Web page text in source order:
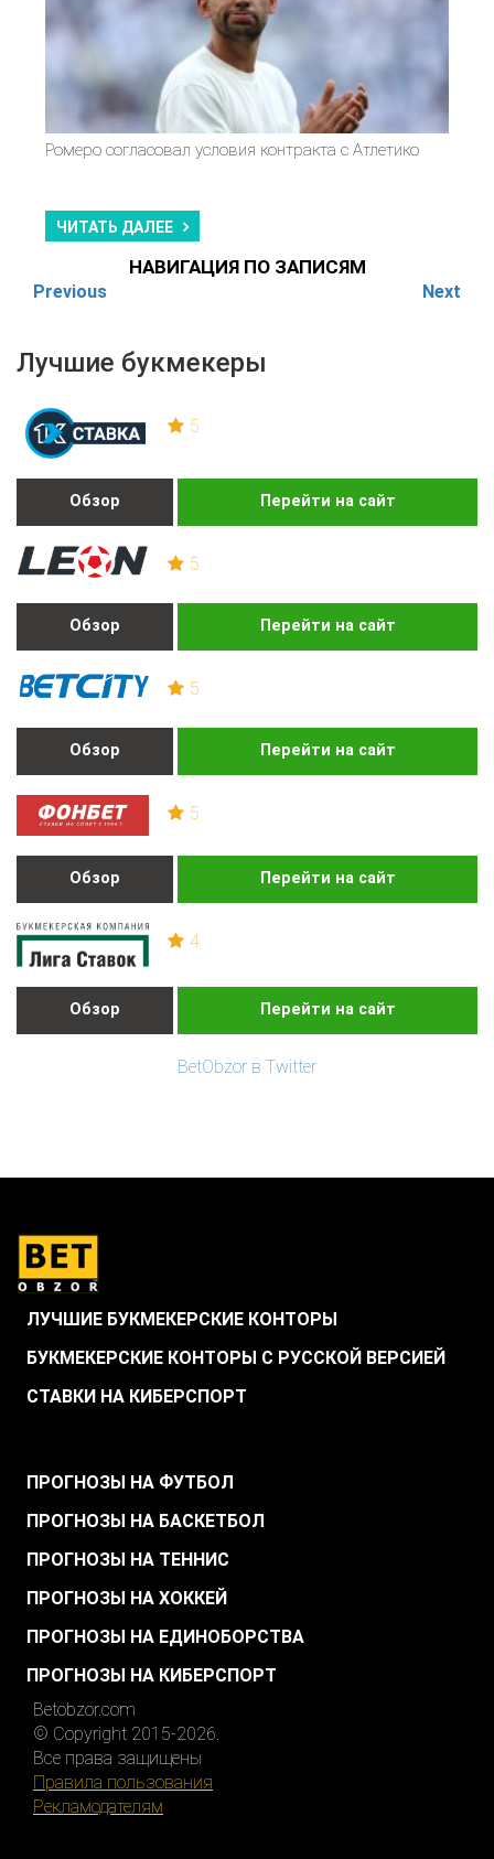
Лучшие букмекеры
5
Обзор Перейти на сайт
5
Обзор Перейти на сайт
5
Обзор Перейти на сайт
5
Обзор Перейти на сайт
4
Обзор Перейти на сайт
BetObzor в Twitter
Ромеро согласовал условия контракта с Атлетико
ЧИТАТЬ ДАЛЕЕ
НАВИГАЦИЯ ПО ЗАПИСЯМ
Previous Next
ЛУЧШИЕ БУКМЕКЕРСКИЕ КОНТОРЫ
БУКМЕКЕРСКИЕ КОНТОРЫ С РУССКОЙ ВЕРСИЕЙ
СТАВКИ НА КИБЕРСПОРТ
ПРОГНОЗЫ НА ФУТБОЛ
ПРОГНОЗЫ НА БАСКЕТБОЛ
ПРОГНОЗЫ НА ТЕННИС
ПРОГНОЗЫ НА ХОККЕЙ
ПРОГНОЗЫ НА ЕДИНОБОРСТВА
ПРОГНОЗЫ НА КИБЕРСПОРТ
Betobzor.com
© Copyright 2015-2026.
Все права защищены
Правила пользования
Рекламодателям